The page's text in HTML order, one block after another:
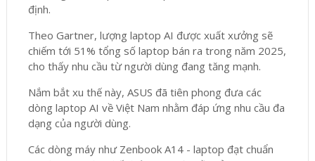
định.
Theo Gartner, lượng laptop AI được xuất xưởng sẽ
chiếm tới 51% tổng số laptop bán ra trong năm 2025,
cho thấy nhu cầu từ người dùng đang tăng mạnh.
Nắm bắt xu thế này, ASUS đã tiên phong đưa các
dòng laptop AI về Việt Nam nhằm đáp ứng nhu cầu đa
dạng của người dùng.
Các dòng máy như Zenbook A14 - laptop đạt chuẩn